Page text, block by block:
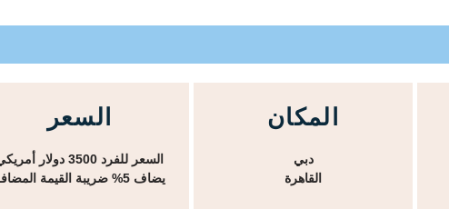
السعر
السعر للفرد 3500 دولار أمريكي
يضاف 5% ضريبة القيمة المضافة
المكان
دبي
القاهرة